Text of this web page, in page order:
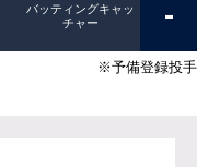
バッティングキャッ
チャー
-
※予備登録投手